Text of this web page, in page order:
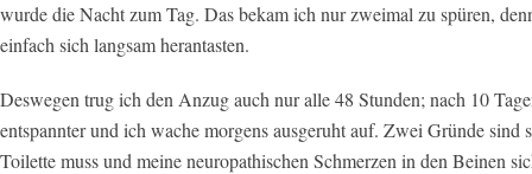
wurde die Nacht zum Tag. Das bekam ich nur zweimal zu spüren,
einfach sich langsam herantasten.
Deswegen trug ich den Anzug auch nur alle 48 Stunden; nach 10
entspannter und ich wache morgens ausgeruht auf. Zwei Gründe
Toilette muss und meine neuropathischen Schmerzen in den Beinen